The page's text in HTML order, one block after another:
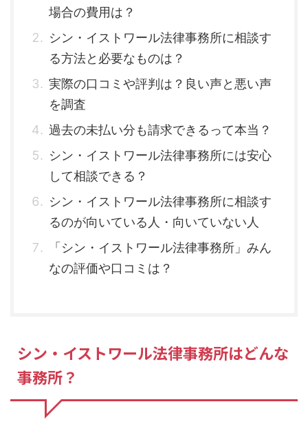
場合の費用は？
シン・イストワール法律事務所に相談す
る方法と必要なものは？
実際の口コミや評判は？良い声と悪い声
を調査
過去の未払い分も請求できるって本当？
シン・イストワール法律事務所には安心
して相談できる？
シン・イストワール法律事務所に相談す
るのが向いている人・向いていない人
「シン・イストワール法律事務所」みん
なの評価や口コミは？
シン・イストワール法律事務所はどんな
事務所？